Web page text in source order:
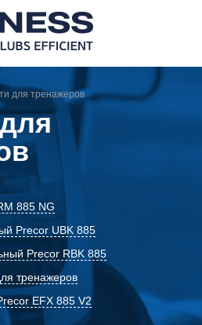
для тренажеров
885 NG
Precor UBK 885
Precor RBK 885
тренажеров
EFX 885 V2